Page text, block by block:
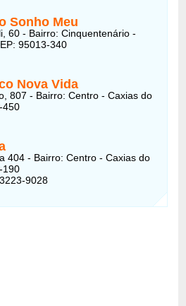
Sonho Meu
60 - Bairro: Cinquentenário -
95013-340
Nova Vida
807 - Bairro: Centro - Caxias do
450
404 - Bairro: Centro - Caxias do
190
9028